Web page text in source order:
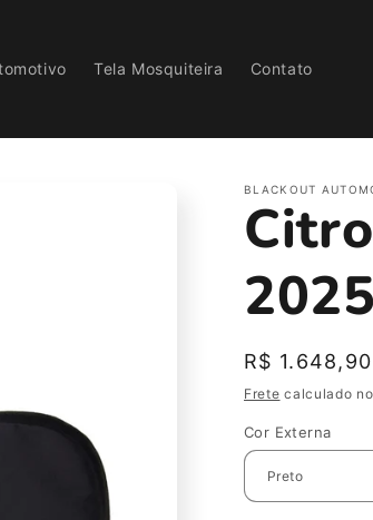
Tela Mosquiteira Contato
BLACKOUT
Preço
normal
R$ 1.648,90
Frete calculado
Cor Externa